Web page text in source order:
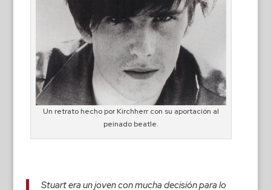
Un retrato hecho por Kirchherr con su aportación al
peinado beatle.
Stuart era un joven con mucha decisión para lo